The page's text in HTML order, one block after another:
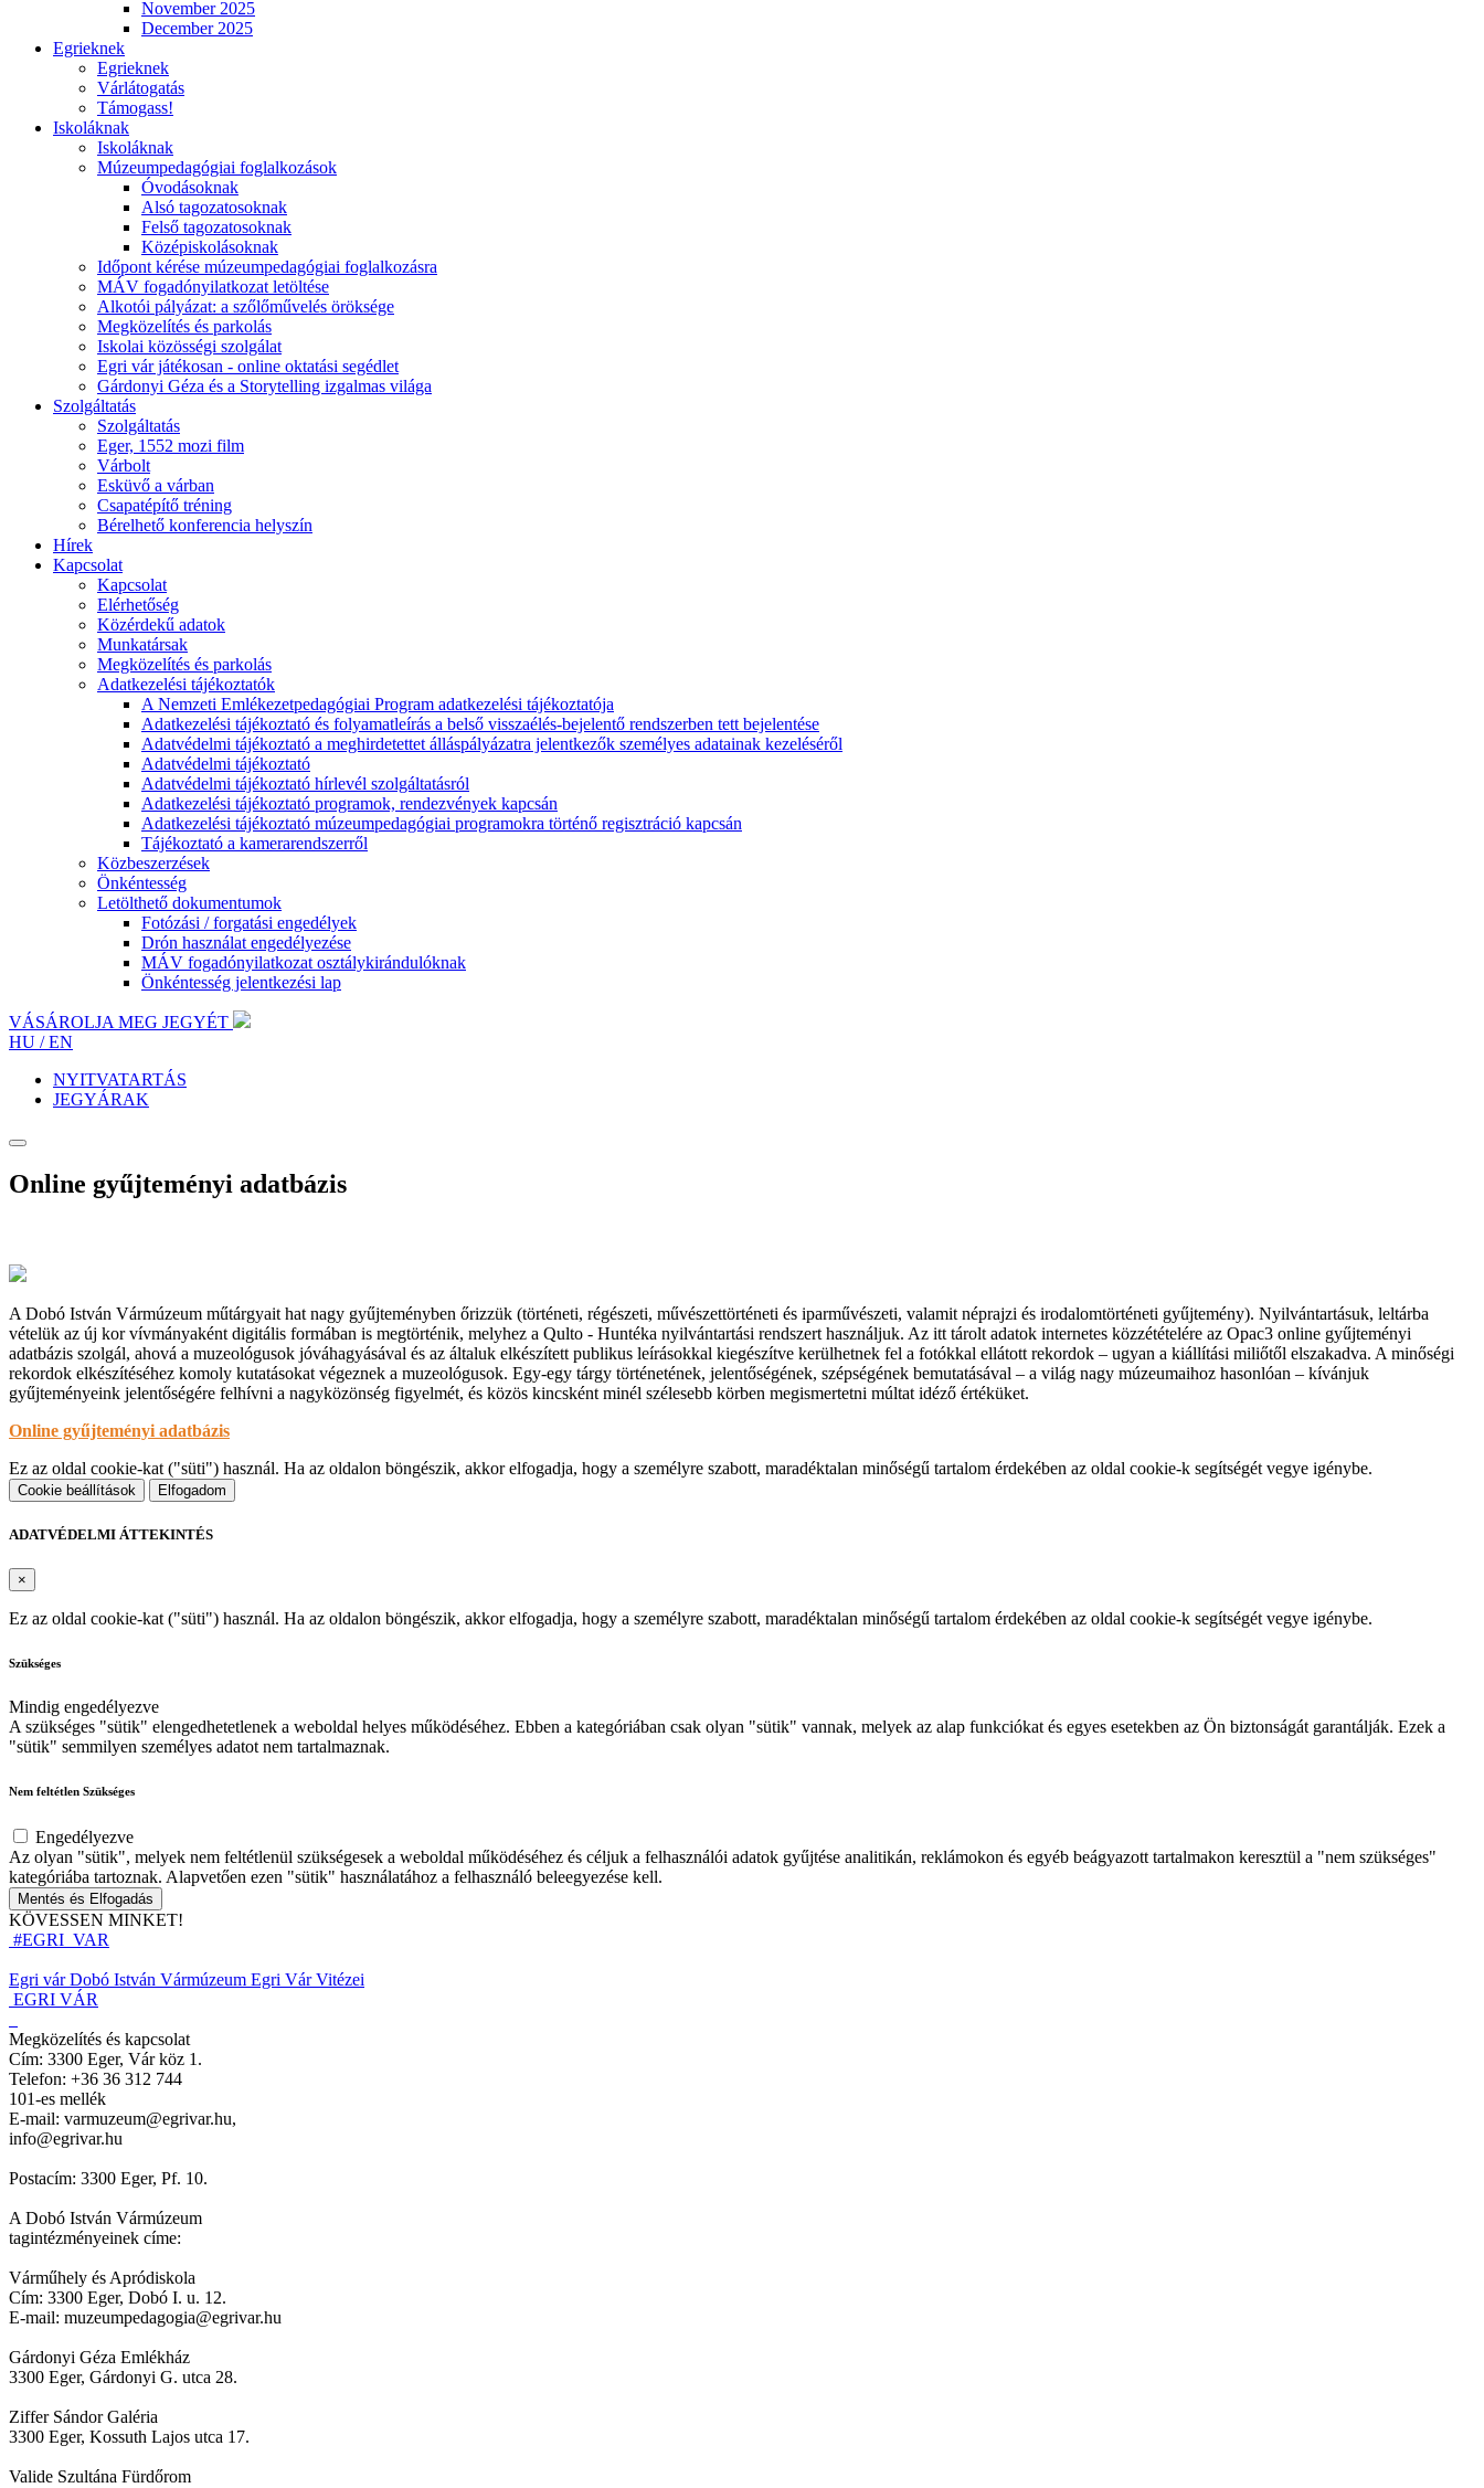
November 2025
December 2025
Egrieknek
Egrieknek
Várlátogatás
Támogass!
Iskoláknak
Iskoláknak
Múzeumpedagógiai foglalkozások
Óvodásoknak
Alsó tagozatosoknak
Felső tagozatosoknak
Középiskolásoknak
Időpont kérése múzeumpedagógiai foglalkozásra
MÁV fogadónyilatkozat letöltése
Alkotói pályázat: a szőlőművelés öröksége
Megközelítés és parkolás
Iskolai közösségi szolgálat
Egri vár játékosan - online oktatási segédlet
Gárdonyi Géza és a Storytelling izgalmas világa
Szolgáltatás
Szolgáltatás
Eger, 1552 mozi film
Várbolt
Esküvő a várban
Csapatépítő tréning
Bérelhető konferencia helyszín
Hírek
Kapcsolat
Kapcsolat
Elérhetőség
Közérdekű adatok
Munkatársak
Megközelítés és parkolás
Adatkezelési tájékoztatók
A Nemzeti Emlékezetpedagógiai Program adatkezelési tájékoztatója
Adatkezelési tájékoztató és folyamatleírás a belső visszaélés-bejelentő rendszerben tett bejelentése
Adatvédelmi tájékoztató a meghirdetettet álláspályázatra jelentkezők személyes adatainak kezeléséről
Adatvédelmi tájékoztató
Adatvédelmi tájékoztató hírlevél szolgáltatásról
Adatkezelési tájékoztató programok, rendezvények kapcsán
Adatkezelési tájékoztató múzeumpedagógiai programokra történő regisztráció kapcsán
Tájékoztató a kamerarendszerről
Közbeszerzések
Önkéntesség
Letölthető dokumentumok
Fotózási / forgatási engedélyek
Drón használat engedélyezése
MÁV fogadónyilatkozat osztálykirándulóknak
Önkéntesség jelentkezési lap
VÁSÁROLJA MEG JEGYÉT
HU /EN
NYITVATARTÁS
JEGYÁRAK
Online gyűjteményi adatbázis
A Dobó István Vármúzeum műtárgyait hat nagy gyűjteményben őrizzük (történeti, régészeti, művészettörténeti és iparművészeti, valamit néprajzi és irodalomtörténeti gyűjtemény). Nyilvántartásuk, leltárba
vételük az új kor vívmányaként digitális formában is megtörténik, melyhez a Qulto - Huntéka nyilvántartási rendszert használjuk. Az itt tárolt adatok internetes közzétételére az Opac3 online gyűjteményi
adatbázis szolgál, ahová a muzeológusok jóváhagyásával és az általuk elkészített publikus leírásokkal kiegészítve kerülhetnek fel a fotókkal ellátott rekordok – ugyan a kiállítási miliőtől elszakadva. A minőségi
rekordok elkészítéséhez komoly kutatásokat végeznek a muzeológusok. Egy-egy tárgy történetének, jelentőségének, szépségének bemutatásával – a világ nagy múzeumaihoz hasonlóan – kívánjuk
gyűjteményeink jelentőségére felhívni a nagyközönség figyelmét, és közös kincsként minél szélesebb körben megismertetni múltat idéző értéküket.
Online gyűjteményi adatbázis
Ez az oldal cookie-kat ("süti") használ. Ha az oldalon böngészik, akkor elfogadja, hogy a személyre szabott, maradéktalan minőségű tartalom érdekében az oldal cookie-k segítségét vegye igénybe.
Cookie beállítások Elfogadom
ADATVÉDELMI ÁTTEKINTÉS
×
Ez az oldal cookie-kat ("süti") használ. Ha az oldalon böngészik, akkor elfogadja, hogy a személyre szabott, maradéktalan minőségű tartalom érdekében az oldal cookie-k segítségét vegye igénybe.
Szükséges
Mindig engedélyezve
A szükséges "sütik" elengedhetetlenek a weboldal helyes működéséhez. Ebben a kategóriában csak olyan "sütik" vannak, melyek az alap funkciókat és egyes esetekben az Ön biztonságát garantálják. Ezek a
"sütik" semmilyen személyes adatot nem tartalmaznak.
Nem feltétlen Szükséges
Engedélyezve
Az olyan "sütik", melyek nem feltétlenül szükségesek a weboldal működéséhez és céljuk a felhasználói adatok gyűjtése analitikán, reklámokon és egyéb beágyazott tartalmakon keresztül a "nem szükséges"
kategóriába tartoznak. Alapvetően ezen "sütik" használatához a felhasználó beleegyezése kell.
Mentés és Elfogadás
KÖVESSEN MINKET!
#EGRI_VAR
Egri várDobó István Vármúzeum Egri Vár Vitézei
EGRI VÁR
Megközelítés és kapcsolat
Cím: 3300 Eger, Vár köz 1.
Telefon: +36 36 312 744
101-es mellék
E-mail: varmuzeum@egrivar.hu,
info@egrivar.hu
Postacím: 3300 Eger, Pf. 10.
A Dobó István Vármúzeum
tagintézményeinek címe:
Várműhely és Apródiskola
Cím: 3300 Eger, Dobó I. u. 12.
E-mail: muzeumpedagogia@egrivar.hu
Gárdonyi Géza Emlékház
3300 Eger, Gárdonyi G. utca 28.
Ziffer Sándor Galéria
3300 Eger, Kossuth Lajos utca 17.
Valide Szultána Fürdőrom